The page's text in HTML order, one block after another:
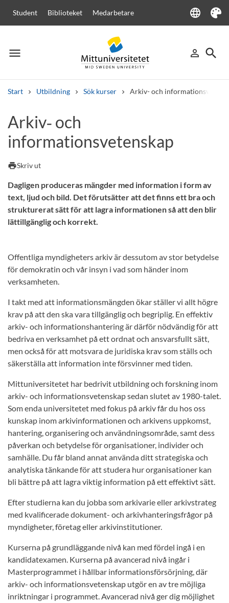
Student Biblioteket Medarbetare language
Language
Tema
menu
Meny person_outline
Logga in
search
Sök
Start Utbildning Sök kurser Arkiv- och
Andra söktjänster
Kurser och programKursplanerVälkomstbrev
Arkiv‑ och
informationsvetenskap
printSkriv ut
Dagligen produceras mängder med information i form av
text, ljud och bild. Det förutsätter att det finns ett bra och
strukturerat sätt för att lagra informationen så att den blir
lättillgänglig och korrekt.
Offentliga myndigheters arkiv är dessutom av stor betydelse
för demokratin och vår insyn i vad som händer inom
verksamheten.
I takt med att informationsmängden ökar ställer vi allt högre
krav på att den ska vara tillgänglig och begriplig. En effektiv
arkiv- och informationshantering är därför nödvändig för att
bedriva en verksamhet på ett ordnat och ansvarsfullt sätt,
men också för att motsvara de juridiska krav som ställs och
säkerställa att information inte försvinner med tiden.
Mittuniversitetet har bedrivit utbildning och forskning inom
arkiv- och informationsvetenskap sedan slutet av 1980-talet.
Som enda universitetet med fokus på arkiv får du hos oss
kunskap inom arkivinformationen och arkivens uppkomst,
hantering, organisering och användningsområde, samt dess
påverkan och betydelse för organisationer, individer och
samhälle. Du får bland annat använda ditt strategiska och
analytiska tänkande för att studera hur organisationer kan
bli bättre på att lagra viktig information på ett effektivt sätt.
Efter studierna kan du jobba som arkivarie eller arkivstrateg
med kvalificerade dokument- och arkivhanteringsfrågor på
myndigheter, företag eller arkivinstitutioner.
Kurserna på grundläggande nivå kan med fördel ingå i en
kandidatexamen. Kurserna på avancerad nivå ingår i
Masterprogrammet i hållbar informationsförsörjning, där
arkiv- och informationsvetenskap utgör en av tre möjliga
inriktningar i programmet. Avancerad nivå ger dig möjlighet